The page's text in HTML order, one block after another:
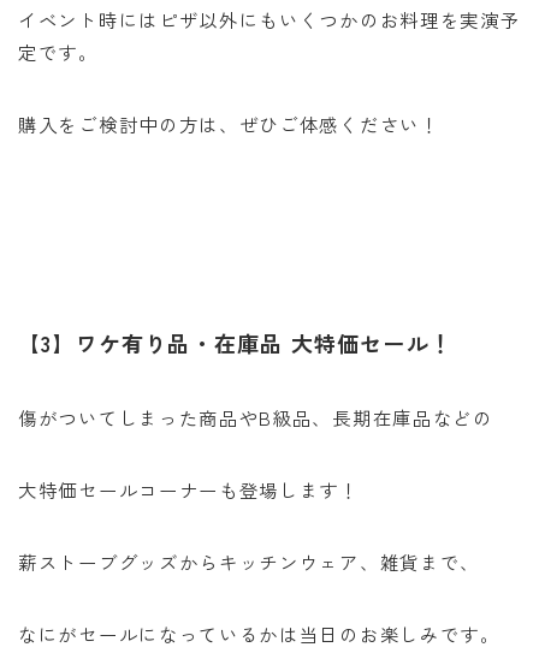
イベント時にはピザ以外にもいくつかのお料理を実演予
定です。
購入をご検討中の方は、ぜひご体感ください！
【3】ワケ有り品・在庫品 大特価セール！
傷がついてしまった商品やB級品、長期在庫品などの
大特価セールコーナーも登場します！
薪ストーブグッズからキッチンウェア、雑貨まで、
なにがセールになっているかは当日のお楽しみです。